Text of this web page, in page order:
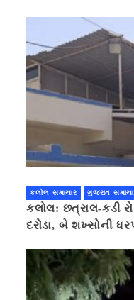
કલોલ સમાચાર ગુજરાત
કલોલ: છત્રાલ-કડી
દરોડા, બે શખ્સોની